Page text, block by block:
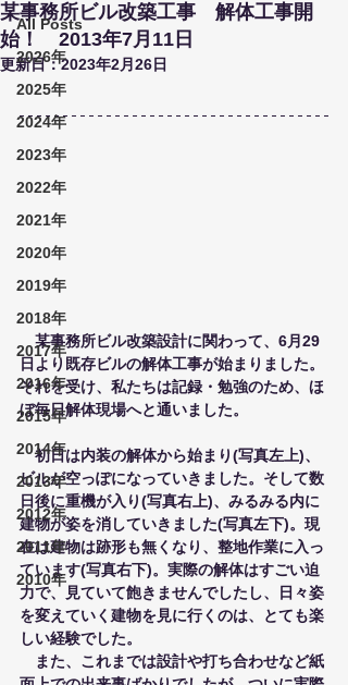
All Posts
2026年
2025年
2024年
2023年
2022年
2021年
2020年
2019年
2018年
2017年
2016年
2015年
2014年
2013年
2012年
2011年
2010年
某事務所ビル改築工事 解体工事開
始！ 2013年7月11日
更新日：2023年2月26日
某事務所ビル改築設計に関わって、6月29
日より既存ビルの解体工事が始まりました。
それを受け、私たちは記録・勉強のため、ほ
ぼ毎日解体現場へと通いました。
初日は内装の解体から始まり(写真左上)、
ビルが空っぽになっていきました。そして数
日後に重機が入り(写真右上)、みるみる内に
建物が姿を消していきました(写真左下)。現
在は建物は跡形も無くなり、整地作業に入っ
ています(写真右下)。実際の解体はすごい迫
力で、見ていて飽きませんでしたし、日々姿
を変えていく建物を見に行くのは、とても楽
しい経験でした。
また、これまでは設計や打ち合わせなど紙